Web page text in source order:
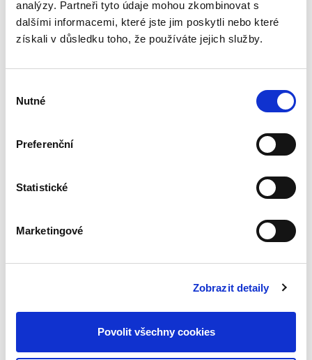
analýzy. Partneři tyto údaje mohou zkombinovat s
dalšími informacemi, které jste jim poskytli nebo které
získali v důsledku toho, že používáte jejich služby.
souhlasu
Nutné
Preferenční
Statistické
Marketingové
Zobrazit detaily
Povolit všechny cookies
vydání
2. VYDÁNÍ
Jan Vučka
právník by to měl zvládat, protože je to
podstatou jeho práce a nutným předpokladem
dokumentů,
právních jednání ve
vztahu k
obchodním